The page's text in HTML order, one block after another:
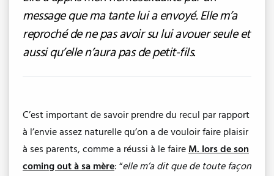
message que ma tante lui a envoyé. Elle m’a
reproché de ne pas avoir su lui avouer seule et
aussi qu’elle n’aura pas de petit-fils.
C’est important de savoir prendre du recul par rapport
à l’envie assez naturelle qu’on a de vouloir faire plaisir
à ses parents, comme a réussi à le faire M. lors de son
coming out à sa mère: “elle m’a dit que de toute façon